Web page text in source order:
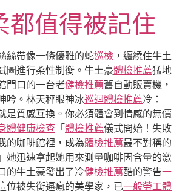
都值得被記住
絲帶像一條優雅的蛇巡檢 ，纏繞住牛土
圖進行柔性制衡。牛土豪體檢推薦猛地
門口的一台老健檢推薦舊自動販賣機，
吟。林天秤眼神冰巡迴體檢推薦冷：
是質感互換。你必須體會到情感的無價
體健康檢查 「 體檢推薦儀式開始！失敗
的咖啡館裡，成為體檢推薦最不對稱的
她迅速拿起她用來測量咖啡因含量的激
的牛土豪發出了冷健檢推薦酷的警告一
位被失衡逼瘋的美學家，已一般勞工體